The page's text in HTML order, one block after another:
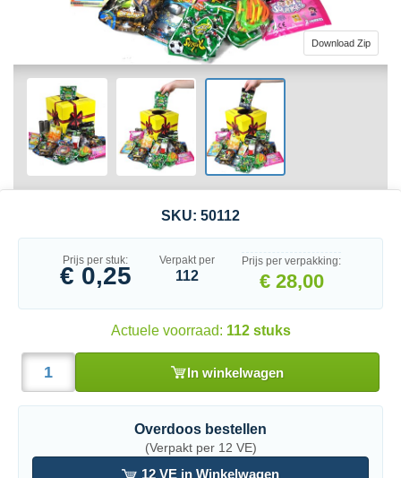
Download Zip
SKU: 50112
Prijs per stuk:
€ 0,25
Verpakt per
112
Prijs per verpakking:
€ 28,00
Actuele voorraad: 112 stuks
In winkelwagen
Overdoos bestellen
(Verpakt per 12 VE)
12 VE in Winkelwagen